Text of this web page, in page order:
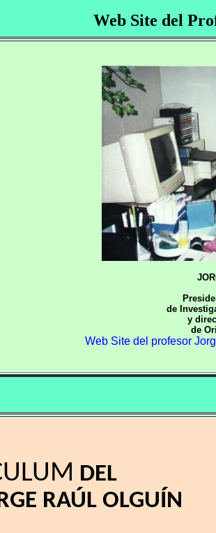
Web Site del
de
y
de
Web Site del profesor
DEL
RAÚL OLGUÍN